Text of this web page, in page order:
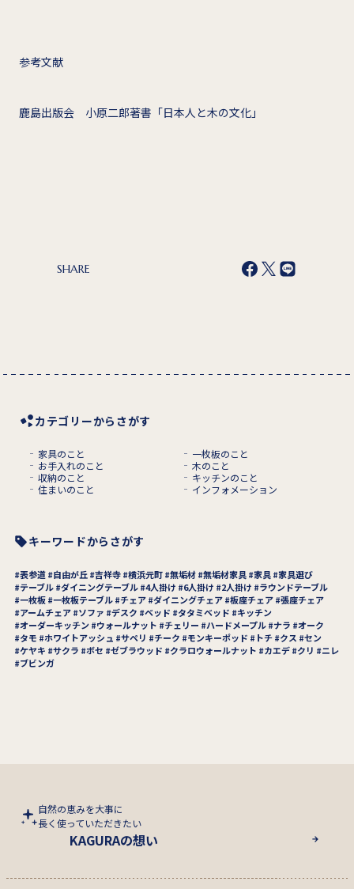
参考文献
鹿島出版会 小原二郎著書「日本人と木の文化」
SHARE
カテゴリーからさがす
家具のこと
一枚板のこと
お手入れのこと
木のこと
収納のこと
キッチンのこと
住まいのこと
インフォメーション
キーワードからさがす
表参道 自由が丘 吉祥寺 横浜元町 無垢材 無垢材家具 家具
家具選び
テーブル ダイニングテーブル 4人掛け 6人掛け 2人掛け
ラウンドテーブル
一枚板 一枚板テーブル チェア ダイニングチェア 板座チェア 張座チェア
アームチェア
ソファ デスク ベッド タタミベッド
キッチン
オーダーキッチン
ウォールナット チェリー ハードメープル ナラ
オーク
タモ
ホワイトアッシュ サペリ チーク モンキーポッド トチ クス
セン
ケヤキ
サクラ ボセ ゼブラウッド クラロウォールナット カエデ クリ
ニレ
ブビンガ
自然の恵みを大事に
長く使っていただきたい
KAGURAの想い